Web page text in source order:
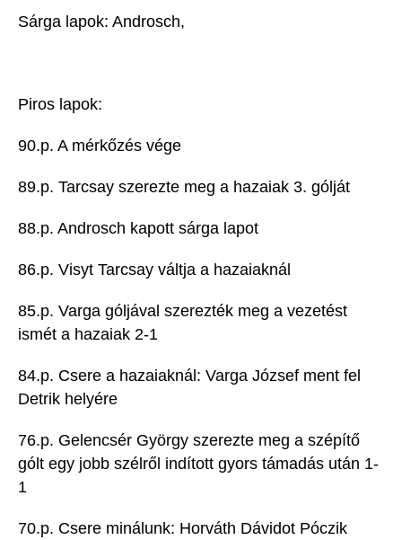
Sárga lapok: Androsch,
Piros lapok:
90.p. A mérkőzés vége
89.p. Tarcsay szerezte meg a hazaiak 3. gólját
88.p. Androsch kapott sárga lapot
86.p. Visyt Tarcsay váltja a hazaiaknál
85.p. Varga góljával szerezték meg a vezetést
ismét a hazaiak 2-1
84.p. Csere a hazaiaknál: Varga József ment fel
Detrik helyére
76.p. Gelencsér György szerezte meg a szépítő
gólt egy jobb szélről indított gyors támadás után 1-
1
70.p. Csere minálunk: Horváth Dávidot Póczik